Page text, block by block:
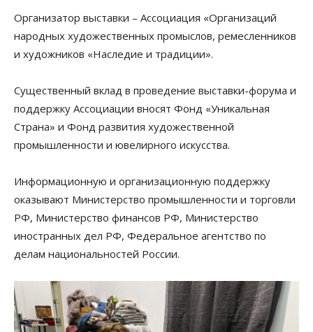
Организатор выставки – Ассоциация «Организаций
народных художественных промыслов, ремесленников
и художников «Наследие и традиции».
Существенный вклад в проведение выставки-форума и
поддержку Ассоциации вносят Фонд «Уникальная
Страна» и Фонд развития художественной
промышленности и ювелирного искусства.
Информационную и организационную поддержку
оказывают Министерство промышленности и торговли
РФ, Министерство финансов РФ, Министерство
иностранных дел РФ, Федеральное агентство по
делам национальностей России.